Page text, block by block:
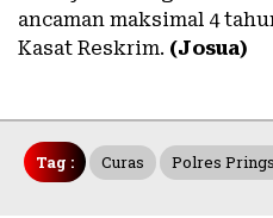
ancaman maksimal 4
Kasat Reskrim. (Josua)
Tag : Curas Polres